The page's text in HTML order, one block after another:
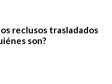
reclusos trasladados
son?